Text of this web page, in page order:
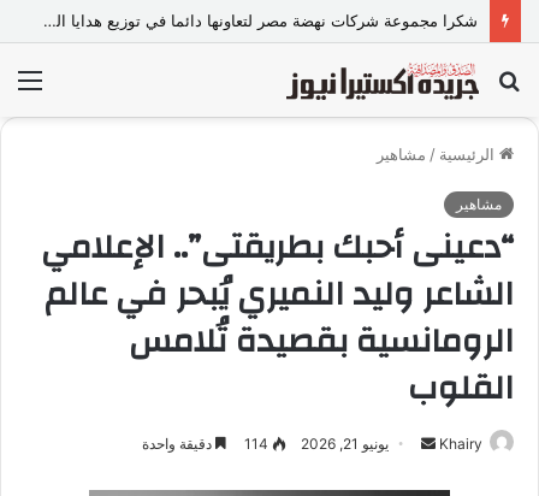
«عالم رشاد».. تجربة إعلامية ورسالة ماجستير ذكية من كلية الطفولة بجامعة عين شمس.
بحث
عن
الرئيسية / مشاهير
مشاهير
“دعينى أحبك بطريقتى”.. الإعلامي
الشاعر وليد النميري يُبحر في عالم
الرومانسية بقصيدة تُلامس
القلوب
Khairy يونيو 21, 2026 114 دقيقة واحدة